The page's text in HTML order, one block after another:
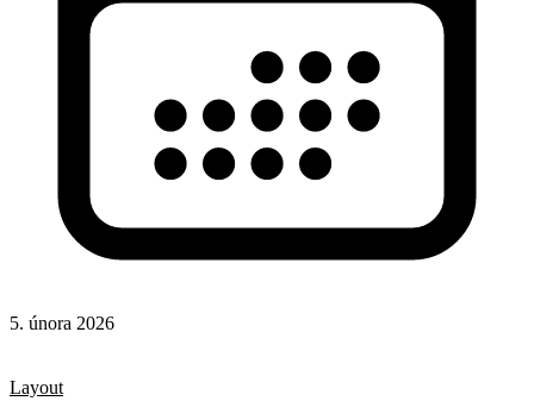
5. února 2026
Layout